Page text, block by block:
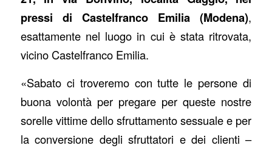
pressi di Castelfranco Emilia (Modena),
esattamente nel luogo in cui è stata ritrovata,
vicino Castelfranco Emilia.
«Sabato ci troveremo con tutte le persone di
buona volontà per pregare per queste nostre
sorelle vittime dello sfruttamento sessuale e per
la conversione degli sfruttatori e dei clienti –